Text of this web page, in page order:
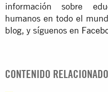
información sobre
humanos en todo el
blog, y síguenos en
CONTENIDO RELACIONADO